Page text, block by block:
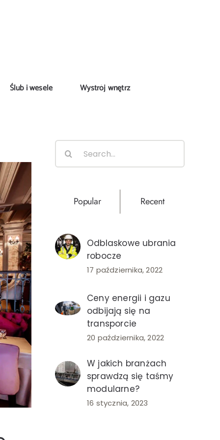
Ślub i wesele Wystrój wnętrz
Popular Recent
Odblaskowe ubrania
robocze
17 października, 2022
Ceny energii i gazu
odbijają się na
transporcie
20 października, 2022
W jakich branżach
sprawdzą się taśmy
modularne?
16 stycznia, 2023